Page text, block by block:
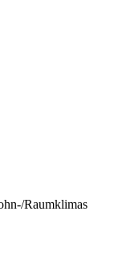
Raumklimas